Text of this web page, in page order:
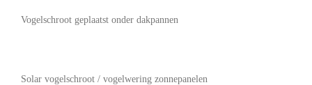
Vogelschroot geplaatst onder dakpannen
Solar vogelschroot / vogelwering zonnepanelen